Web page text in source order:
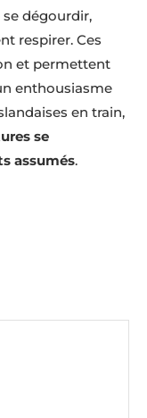
dégourdir,
respirer. Ces
et permettent
enthousiasme
en train,
se
assumés.